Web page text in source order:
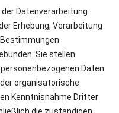
der Datenverarbeitung
Erhebung, Verarbeitung
Sie stellen
Daten
organisatorische
Kenntnisnahme Dritter